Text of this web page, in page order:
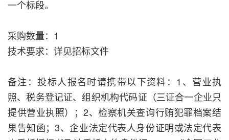
一个标段。
采购数量：1
技术要求：详见招标文件
备注：投标人报名时请携带以下资料：1、营业执
照、税务登记证、组织机构代码证（三证合一企业只
提供营业执照）；2、检察机关查询行贿犯罪档案结
果告知函；3、企业法定代表人身份证明或法定代表